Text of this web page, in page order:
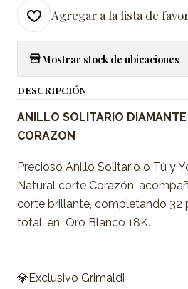
Agregar a la lista de
Mostrar stock de ubicaciones
DESCRIPCIÓN
ANILLO SOLITARIO
CORAZON
Precioso Anillo Solitario o Tú y
Natural corte Corazón,
corte brillante, completando 32
total, en Oro Blanco 18K.
💎Exclusivo Grimaldi